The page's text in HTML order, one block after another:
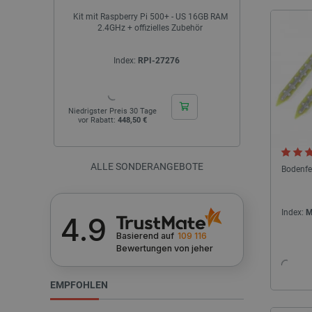
Raspberry Pi 400 - DE-Version - WiFi
DualBand/Bluetooth - 4GB RAM - 1.8GHz
Index: RPI-23090
Niedrigster Preis 30 Tage
vor Rabatt:79,90 €
Niedrigster
vor Rabatt:
ALLE SONDERANGEBOTE
4.9 Basierend auf 109 116
Bewertungenvon jeher
EMPFOHLEN
Index:
_lb_ccc
Name